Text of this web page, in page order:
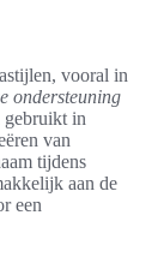
vooral in
ondersteuning
gebruikt in
van
tijdens
aan de
een